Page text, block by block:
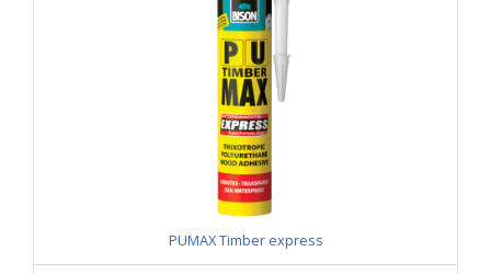
PUMAX Timber express